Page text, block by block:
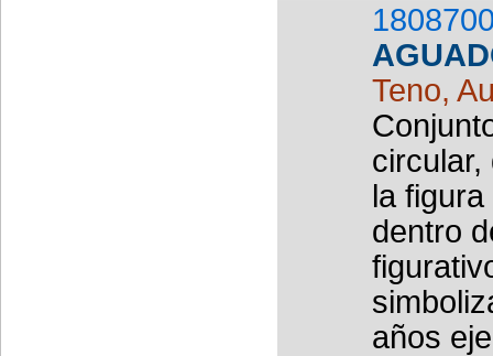
Teno,
circular,
la
dentro
años